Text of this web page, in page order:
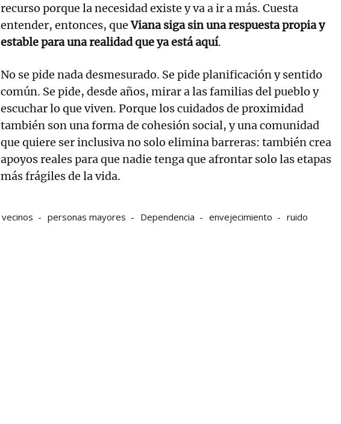
recurso porque la necesidad existe y va a ir a más. Cuesta
entender, entonces, queViana siga sin una respuesta propia y
estable para una realidad que ya está aquí.
No se pide nada desmesurado. Se pide planificación y sentido
común. Se pide, desde años, mirar a las familias del pueblo y
escuchar lo que viven. Porque los cuidados de proximidad
también son una forma de cohesión social, y una comunidad
que quiere ser inclusiva no solo elimina barreras: también crea
apoyos reales para que nadie tenga que afrontar solo las etapas
más frágiles de la vida.
vecinos personas mayores Dependencia envejecimiento ruido